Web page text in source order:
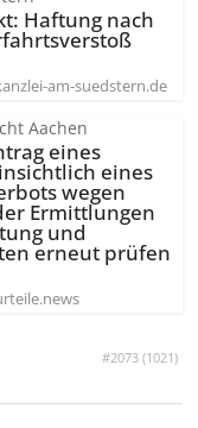
#2073 (1021)
Haftung nach
am-suedstern.de
Aachen
eines
eines
wegen
Ermittlungen
und
erneut prüfen